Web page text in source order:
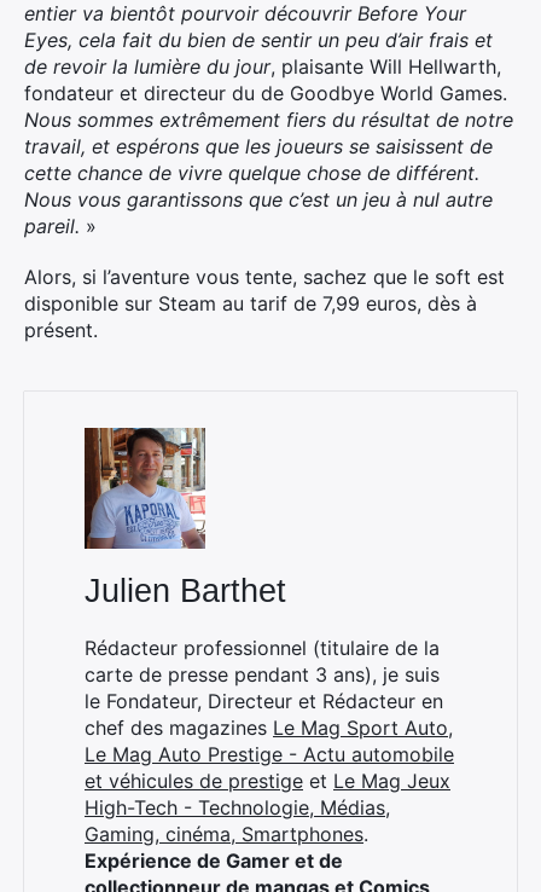
entier va bientôt pourvoir découvrir Before Your
Eyes, cela fait du bien de sentir un peu d’air frais et
de revoir la lumière du jour, plaisante Will Hellwarth,
fondateur et directeur du de Goodbye World Games.
Nous sommes extrêmement fiers du résultat de notre
travail, et espérons que les joueurs se saisissent de
cette chance de vivre quelque chose de différent.
Nous vous garantissons que c’est un jeu à nul autre
pareil. »
Alors, si l’aventure vous tente, sachez que le soft est
disponible sur Steam au tarif de 7,99 euros, dès à
présent.
Julien Barthet
Rédacteur professionnel (titulaire de la
carte de presse pendant 3 ans), je suis
le Fondateur, Directeur et Rédacteur en
chef des magazines Le Mag Sport Auto,
Le Mag Auto Prestige - Actu automobile
et véhicules de prestige et Le Mag Jeux
High-Tech - Technologie, Médias,
Gaming, cinéma, Smartphones.
Expérience de Gamer et de
collectionneur de mangas et Comics